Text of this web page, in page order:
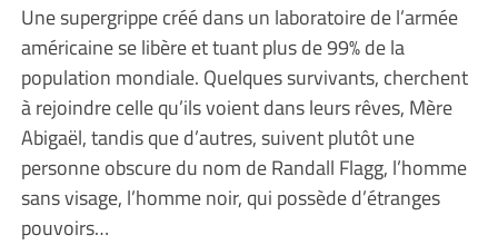
Une supergrippe créé dans un laboratoire de l’armée
américaine se libère et tuant plus de 99% de la
population mondiale. Quelques survivants, cherchent
à rejoindre celle qu’ils voient dans leurs rêves, Mère
Abigaël, tandis que d’autres, suivent plutôt une
personne obscure du nom de Randall Flagg, l’homme
sans visage, l’homme noir, qui possède d’étranges
pouvoirs…